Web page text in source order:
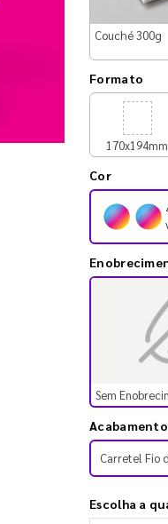
Couché 300g
Formato
170x194mm
Cor
Sem
Acabamento
Carretel Fio
Escolha a